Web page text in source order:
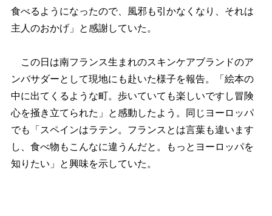
食べるようになったので、風邪も引かなくなり、それは
主人のおかげ」と感謝していた。
この日は南フランス生まれのスキンケアブランドのア
ンバサダーとして現地にも赴いた様子を報告。「絵本の
中に出てくるような町。歩いていても楽しいですし冒険
心を掻き立てられた」と感動したよう。同じヨーロッパ
でも「スペインはラテン。フランスとは言葉も違います
し、食べ物もこんなに違うんだと。もっとヨーロッパを
知りたい」と興味を示していた。